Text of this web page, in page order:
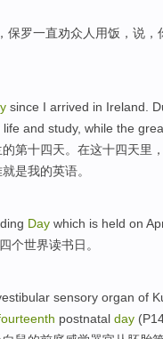
， 保罗一直劝众人用饭，说，
since I arrived in Ireland
life and study, while the
的第十四天。 在这十四天里，
就是我的英语。
Day which is held on
个世界读书日。
sensory organ of
postnatal day (